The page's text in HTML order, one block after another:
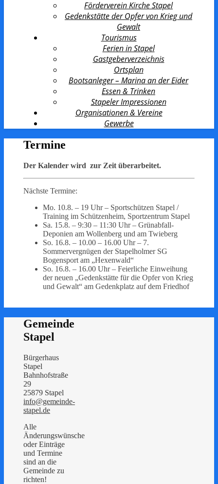
Förderverein Kirche Stapel
Gedenkstätte der Opfer von Krieg und
Gewalt
Tourismus
Ferien in Stapel
Gastgeberverzeichnis
Ortsplan
Bootsanleger – Marina an der Eider
Essen & Trinken
Stapeler Impressionen
Organisationen & Vereine
Gewerbe
Termine
Der Kalender wird zur Zeit überarbeitet.
Nächste Termine:
Mo. 10.8. – 19 Uhr – Sportschützen Stapel /
Training im Schützenheim, Sportzentrum Stapel
Sa. 15.8. – 9:30 – 11:30 Uhr – Grünabfall-
Deponien am Wollenberg und am Twieberg
So. 16.8. – 10.00 – 16.00 Uhr – 7.
Sommervergnügen der Stapelholmer SG
Bogensport am „Hexenwald“
So. 16.8. – 16.00 Uhr – Feierliche Einweihung
der neuen „Gedenkstätte für die Opfer von Krieg
und Gewalt“ am Gedenkplatz auf dem Friedhof
Gemeinde
Stapel
Bürgerhaus
Stapel
Bahnhofstraße
29
25879 Stapel
info@gemeinde-
stapel.de
Alle
Änderungswünsche
oder Einträge
und Termine
sind an die
Gemeinde zu
richten!